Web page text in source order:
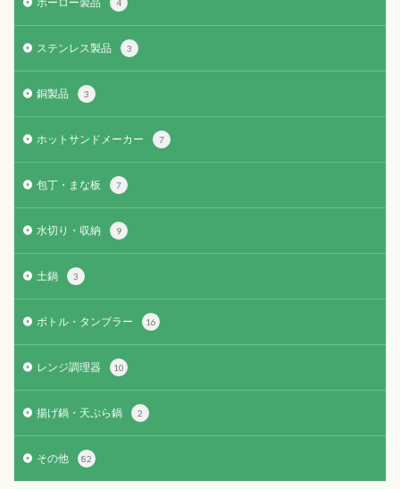
4
ステンレス製品 3
銅製品 3
ホットサンドメーカー 7
包丁・まな板 7
水切り・収納 9
土鍋 3
ボトル・タンブラー 16
レンジ調理器 10
揚げ鍋・天ぷら鍋 2
その他 82